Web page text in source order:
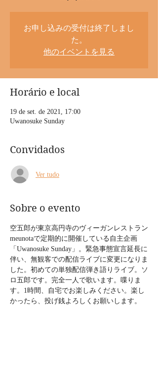
お申し込みの受付は終了しまし
た。
他のイベントを見る
Horário e local
19 de set. de 2021, 17:00
Uwanosuke Sunday
Convidados
Ver tudo
Sobre o evento
空五郎が東京高円寺のヴィーガンレストラン
meunotaで定期的に開催している自主企画
「Uwanosuke Sunday」。緊急事態宣言延長に
伴い、無観客での配信ライブに変更になりま
した。初めての単独配信弾き語りライブ。ソ
ロ五郎です。完全一人で歌います。喋りま
す。1時間、自宅でお楽しみください。楽し
かったら、投げ銭よろしくお願いします。